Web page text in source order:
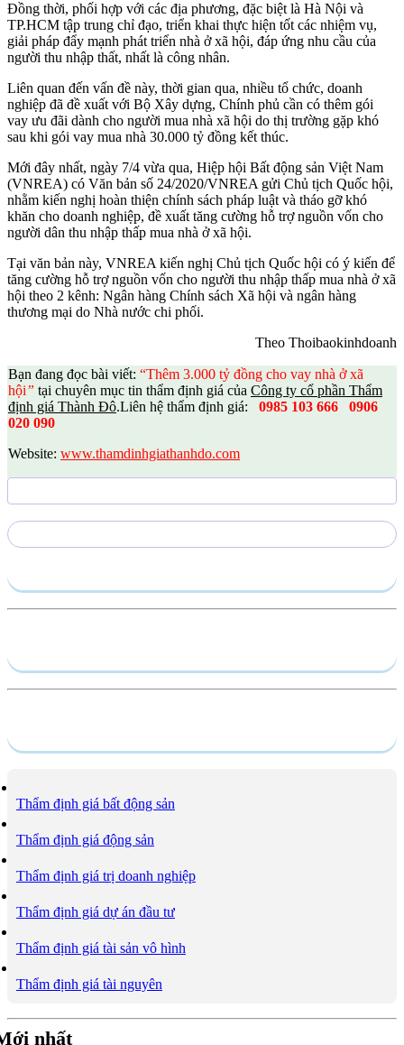
Đồng thời, phối hợp với các địa phương, đặc biệt là Hà Nội và
TP.HCM tập trung chỉ đạo, triển khai thực hiện tốt các nhiệm vụ,
giải pháp đẩy mạnh phát triển nhà ở xã hội, đáp ứng nhu cầu của
người thu nhập thất, nhất là công nhân.
Liên quan đến vấn đề này, thời gian qua, nhiều tổ chức, doanh
nghiệp đã đề xuất với Bộ Xây dựng, Chính phủ cần có thêm gói
vay ưu đãi dành cho người mua nhà xã hội do thị trường gặp khó
sau khi gói vay mua nhà 30.000 tỷ đồng kết thúc.
Mới đây nhất, ngày 7/4 vừa qua, Hiệp hội Bất động sản Việt Nam
(VNREA) có Văn bản số 24/2020/VNREA gửi Chủ tịch Quốc hội,
nhằm kiến nghị hoàn thiện chính sách pháp luật và tháo gỡ khó
khăn cho doanh nghiệp, đề xuất tăng cường hỗ trợ nguồn vốn cho
người dân thu nhập thấp mua nhà ở xã hội.
Tại văn bản này, VNREA kiến nghị Chủ tịch Quốc hội có ý kiến để
tăng cường hỗ trợ nguồn vốn cho người thu nhập thấp mua nhà ở xã
hội theo 2 kênh: Ngân hàng Chính sách Xã hội và ngân hàng
thương mại do Nhà nước chi phối.
Theo Thoibaokinhdoanh
Bạn đang đọc bài viết: “Thêm 3.000 tỷ đồng cho vay nhà ở xã
hội” tại chuyên mục tin thẩm định giá của Công ty cổ phần Thẩm
định giá Thành Đô.Liên hệ thẩm định giá: 0985 103 666
0906
020 090
Website: www.thamdinhgiathanhdo.com
Thẩm định giá bất động sản
Thẩm định giá động sản
Thẩm định giá trị doanh nghiệp
Thẩm định giá dự án đầu tư
Thẩm định giá tài sản vô hình
Thẩm định giá tài nguyên
nhất